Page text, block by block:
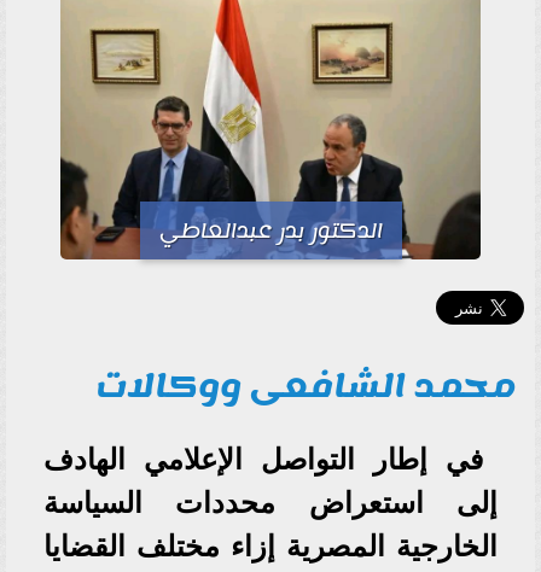
الدكتور بدر عبدالعاطي
محمد الشافعى ووكالات
في إطار التواصل الإعلامي الهادف
إلى استعراض محددات السياسة
الخارجية المصرية إزاء مختلف القضايا